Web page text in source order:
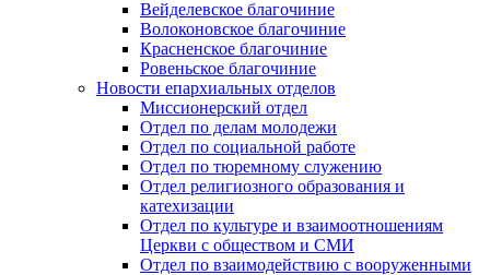
Вейделевское благочиние
Волоконовское благочиние
Красненское благочиние
Ровеньское благочиние
Новости епархиальных отделов
Миссионерский отдел
Отдел по делам молодежи
Отдел по социальной работе
Отдел по тюремному служению
Отдел религиозного образования и
катехизации
Отдел по культуре и взаимоотношениям
Церкви с обществом и СМИ
Отдел по взаимодействию с вооруженными